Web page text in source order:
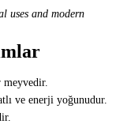
uses and modern
ve enerji yoğunudur.